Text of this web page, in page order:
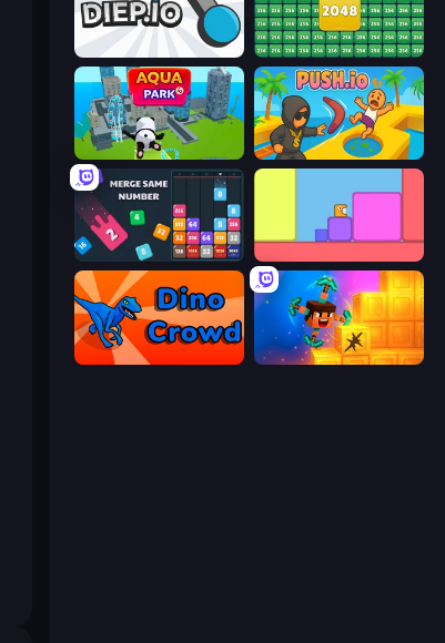
Diep.io 2048 Merge Blocks
Aquapark.io Push.io
Drop & Merge the Numbers
Dino Crowd Merge & Dig!